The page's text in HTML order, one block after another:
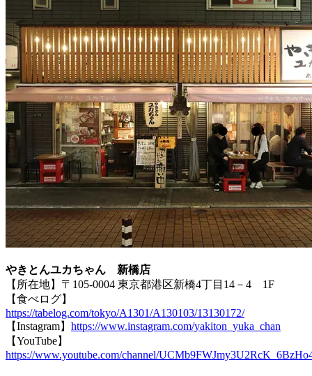
やきとんユカちゃん 新橋店
【所在地】〒105-0004 東京都港区新橋4丁目14－4 1F
【食べログ】
https://tabelog.com/tokyo/A1301/A130103/13130172/
【Instagram】 https://www.instagram.com/yakiton_yuka_chan
【YouTube】
https://www.youtube.com/channel/